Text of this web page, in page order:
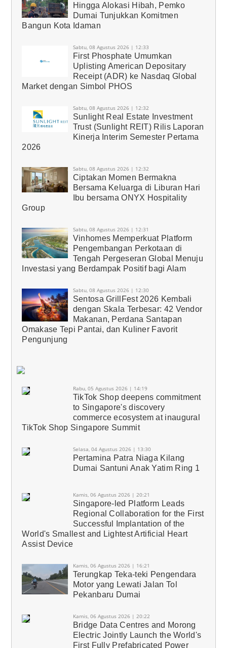
Hingga Alokasi Hibah, Pemko
Dumai Tunjukkan Komitmen
Bangun Kota Idaman
Sabtu, 08 Agustus 2026 | 12:33
First Phosphate Umumkan
Uplisting American Depositary
Receipt (ADR) ke Nasdaq Global
Market dengan Simbol PHOS
Sabtu, 08 Agustus 2026 | 12:32
Sunlight Real Estate Investment
Trust (Sunlight REIT) Rilis Laporan
Kinerja Interim Semester Pertama
2026
Sabtu, 08 Agustus 2026 | 12:32
Ciptakan Momen Bermakna
Bersama Keluarga di Liburan Hari
Ibu bersama ONYX Hospitality
Group
Sabtu, 08 Agustus 2026 | 12:31
Vinhomes Memperkuat Platform
Pengembangan Perkotaan di
Tengah Pergeseran Global Menuju
Investasi yang Berdampak Positif bagi Alam
Sabtu, 08 Agustus 2026 | 12:30
Sentosa GrillFest 2026 Kembali
dengan Skala Terbesar: 42 Vendor
Makanan, Perdana Santapan
Omakase Tepi Pantai, dan Kuliner Favorit
Pengunjung
Rabu, 05 Agustus 2026 | 14:19
TikTok Shop deepens commitment
to Singapore's discovery
commerce ecosystem at inaugural
TikTok Shop Singapore Summit
Selasa, 04 Agustus 2026 | 13:30
Pertamina Patra Niaga Kilang
Dumai Santuni Anak Yatim Ring 1
Kamis, 06 Agustus 2026 | 20:21
Singapore-led Platform Leads
Regional Collaboration for the First
Successful Implantation of the
World's Smallest and Lightest Artificial Heart
Assist Device
Kamis, 06 Agustus 2026 | 16:21
Terungkap Teka-teki Pengendara
Motor yang Lewati Jalan Tol
Pekanbaru Dumai
Kamis, 06 Agustus 2026 | 20:22
Bridge Data Centres and Morong
Electric Jointly Launch the World's
First Fully Prefabricated Power